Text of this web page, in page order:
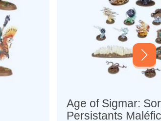
Age of Sigmar:
Persistants